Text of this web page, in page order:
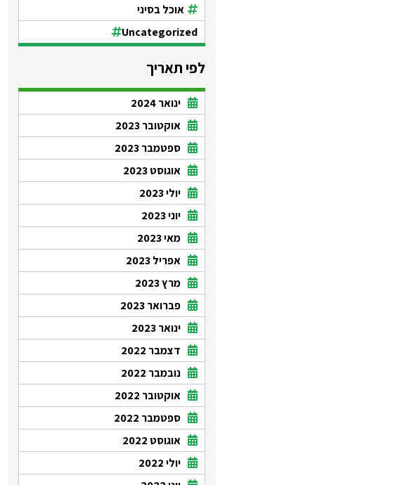
אוכל בסיני
Uncategorized
לפי תאריך
ינואר 2024
אוקטובר 2023
ספטמבר 2023
אוגוסט 2023
יולי 2023
יוני 2023
מאי 2023
אפריל 2023
מרץ 2023
פברואר 2023
ינואר 2023
דצמבר 2022
נובמבר 2022
אוקטובר 2022
ספטמבר 2022
אוגוסט 2022
יולי 2022